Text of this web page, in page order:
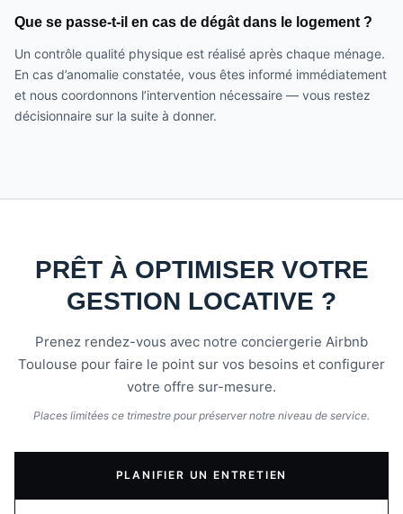
Que se passe-t-il en cas de dégât dans le logement ?
Un contrôle qualité physique est réalisé après chaque ménage.
En cas d’anomalie constatée, vous êtes informé immédiatement
et nous coordonnons l’intervention nécessaire — vous restez
décisionnaire sur la suite à donner.
PRÊT À OPTIMISER VOTRE
GESTION LOCATIVE ?
Prenez rendez-vous avec notre conciergerie Airbnb
Toulouse pour faire le point sur vos besoins et configurer
votre offre sur-mesure.
Places limitées ce trimestre pour préserver notre niveau de service.
PLANIFIER UN ENTRETIEN